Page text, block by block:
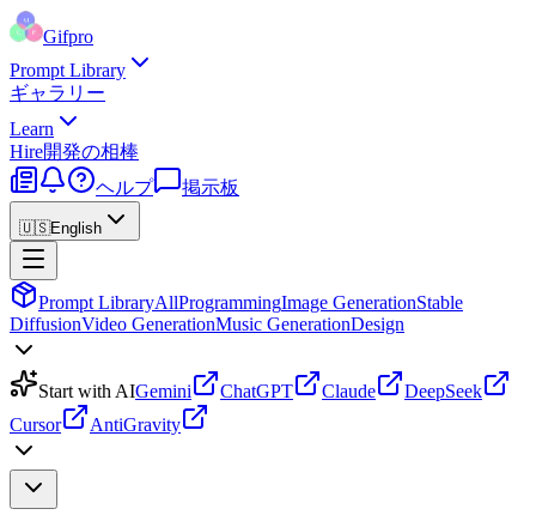
Gifpro
Prompt Library
ギャラリー
Learn
Hire開発の相棒
ヘルプ
掲示板
🇺🇸English
Prompt LibraryAllProgrammingImage GenerationStable
DiffusionVideo GenerationMusic GenerationDesign
Start with AIGemini ChatGPT Claude
DeepSeek
Cursor
AntiGravity